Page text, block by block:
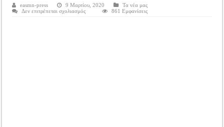
Tακτική Γενική Συνέλευση του Αγροτικού Συνεταιρισμού Μεσολογγίου-
easmn-press 9 Μαρτίου, 2020
Τα νέα μας
Δεν επιτρέπεται σχολιασμόςστο
861 Εμφανίσεις